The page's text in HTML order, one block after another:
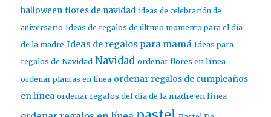
halloween flores de navidad ideas de celebración de
aniversario Ideas de regalos de último momento para el día
de la madre Ideas de regalos para mamá Ideas para
regalos de Navidad Navidad ordenar flores en línea
ordenar plantas en línea ordenar regalos de cumpleaños
en línea ordenar regalos del día de la madre en línea